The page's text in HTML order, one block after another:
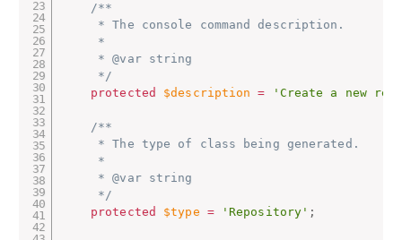
/**
     * The console command description.
     *
     * @var string
     */
protected
$description = 'Create a new
/**
     * The type of class being generated.
     *
     * @var string
     */
protected
$type = 'Repository' ;